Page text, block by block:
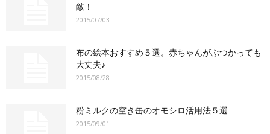
敵！
2015/07/03
布の絵本おすすめ５選。赤ちゃんがぶつかっても
大丈夫♪
2015/08/28
粉ミルクの空き缶のオモシロ活用法５選
2015/09/01